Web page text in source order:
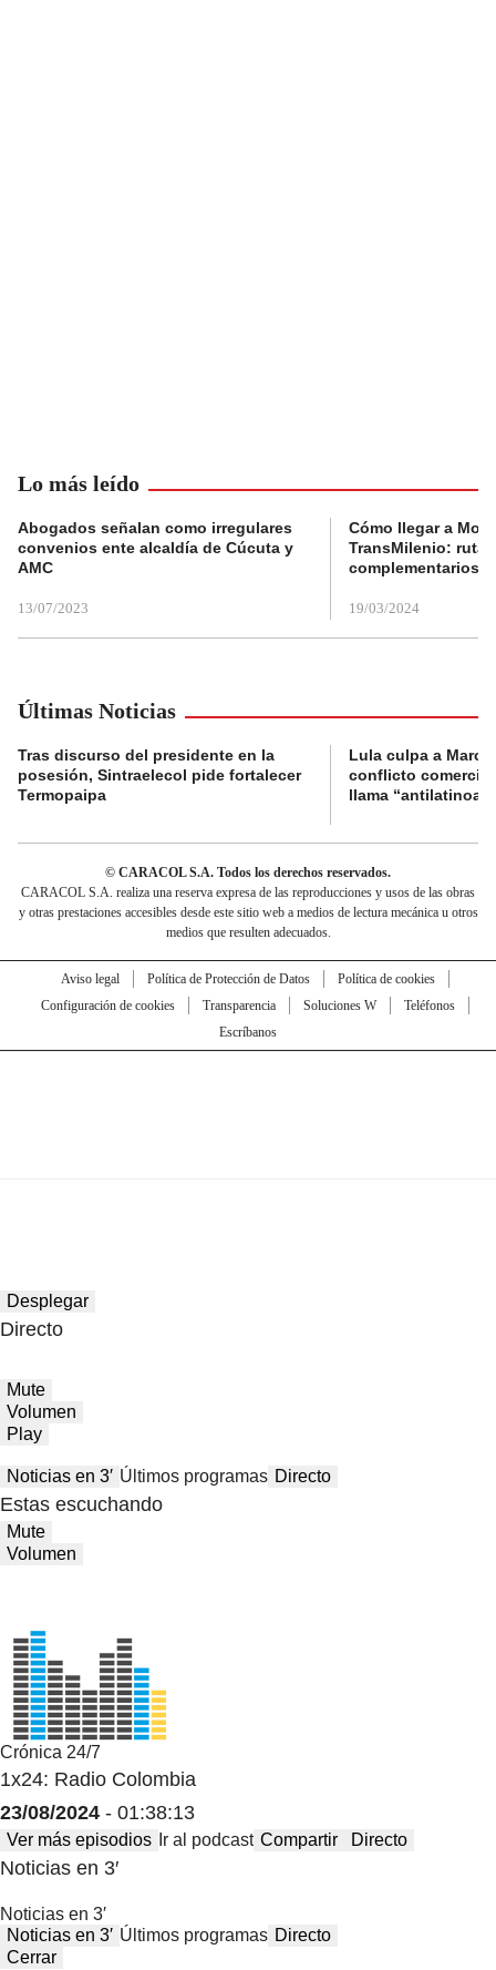
Lo más leído
Abogados señalan como irregulares
convenios ente alcaldía de Cúcuta y
AMC
13/07/2023
Cómo llegar a
TransMilenio:
complementarios
19/03/2024
Últimas Noticias
Tras discurso del presidente en la
posesión, Sintraelecol pide fortalecer
Termopaipa
Lula culpa a
conflicto comercial
llama
© CARACOL S.A. Todos los derechos reservados.
CARACOL S.A. realiza una reserva expresa de las reproducciones y usos de las obras
y otras prestaciones accesibles desde este sitio web a medios de lectura mecánica u otros
medios que resulten adecuados.
Aviso legal Política de Protección de Datos
Política de cookies
Configuración de cookies
Transparencia Soluciones W
Teléfonos
Escríbanos
Desplegar
Directo
Mute
Volumen
Play
Noticias en 3′ Últimos programas Directo
Estas escuchando
Mute
Volumen
Crónica 24/7
1x24: Radio Colombia
23/08/2024 - 01:38:13
Ver más episodios Ir al podcast Compartir Directo
Noticias en 3′
Noticias en 3′
Noticias en 3′ Últimos programas Directo
Cerrar